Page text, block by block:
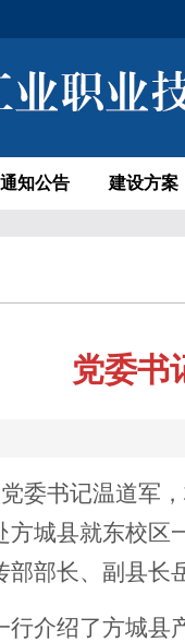
通知公告 建设方案
党委书
委书记温道军
方城县就东校区
部长、副县长
行介绍了方城县